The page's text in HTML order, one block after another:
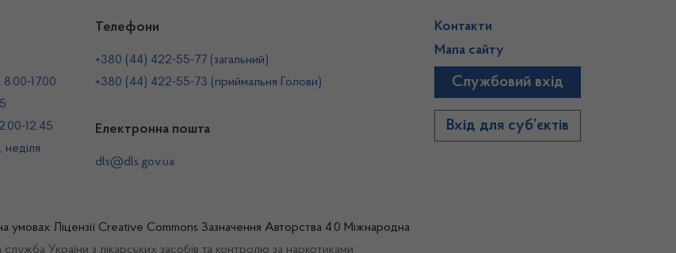
17.00
12.45
неділя
Телефони
+380 (44) 422-55-77 (загальний)
+380 (44) 422-55-73 (приймальня Голови)
Електронна пошта
dls@dls.gov.ua
Контакти
Мапа сайту
Службовий вхід
Вхід для суб’єктів
умовах Ліцензії Creative Commons Зазначення Авторства 4.0 Міжнародна
України з лікарських засобів та контролю за наркотиками